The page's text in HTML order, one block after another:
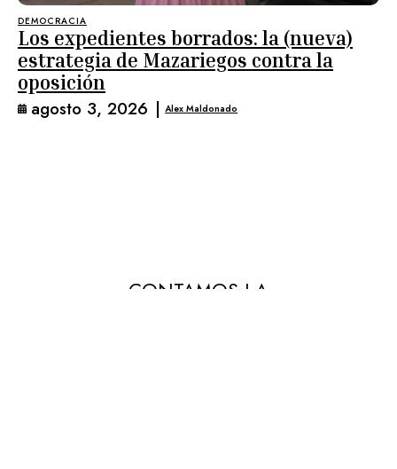
DEMOCRACIA
Los expedientes borrados: la (nueva)
estrategia de Mazariegos contra la
oposición
agosto 3, 2026 | Alex Maldonado
CONTAMOS LA